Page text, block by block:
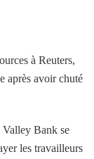
à Reuters,
après avoir chuté
Valley Bank se
les travailleurs